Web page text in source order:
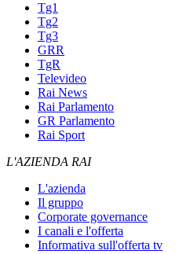
Tg1
Tg2
Tg3
GRR
TgR
Televideo
Rai News
Rai Parlamento
GR Parlamento
Rai Sport
L'AZIENDA RAI
L'azienda
Il gruppo
Corporate governance
I canali e l'offerta
Informativa sull'offerta tv